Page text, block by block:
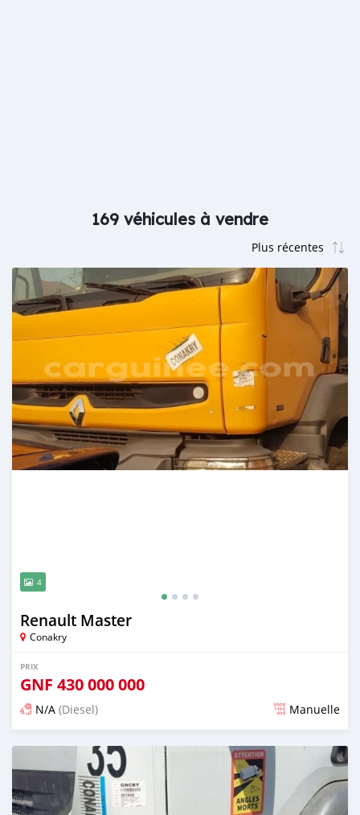
169 véhicules à vendre
4
Renault Master
Conakry
PRIX
GNF 430 000 000
N/A (Diesel) Manuelle
Publié il y a plus d'un an